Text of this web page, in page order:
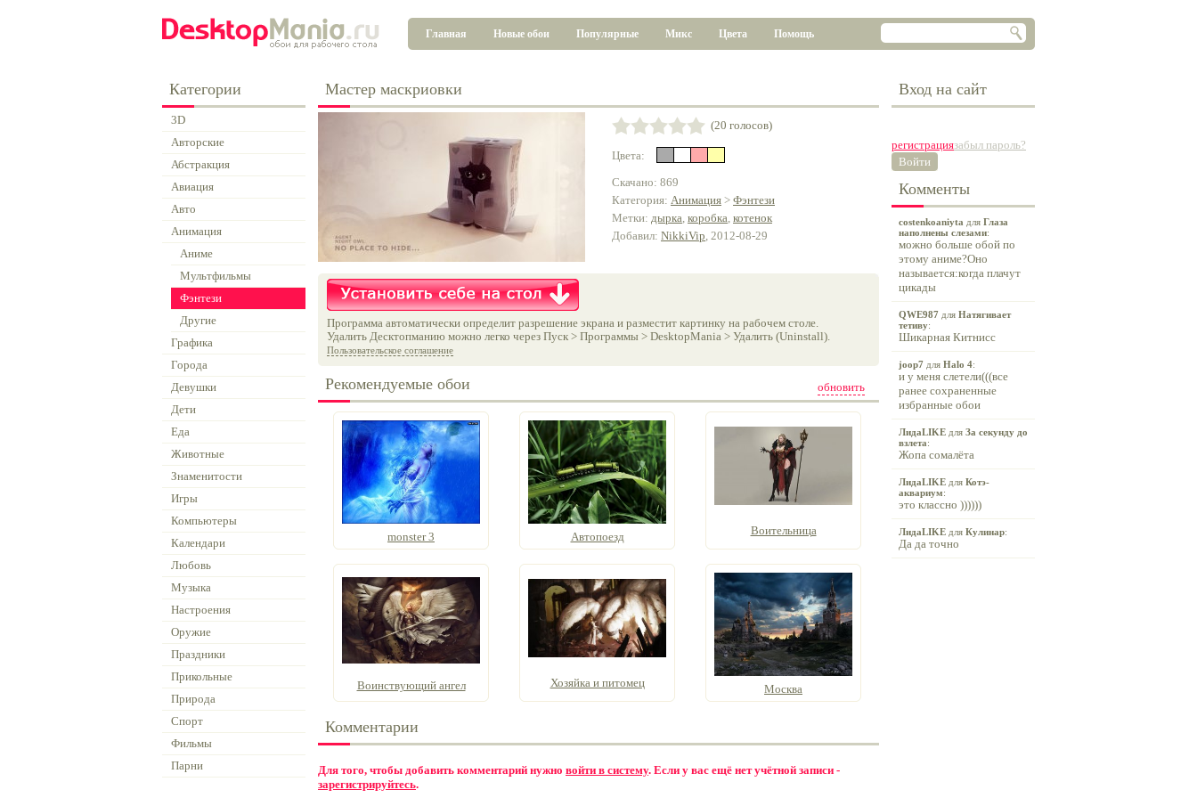
Главная Новые обои Популярные Микс Цвета Помощь
Категории
3D
Авторские
Абстракция
Авиация
Авто
Анимация
Аниме
Мультфильмы
Фэнтези
Другие
Графика
Города
Девушки
Дети
Еда
Животные
Знаменитости
Игры
Компьютеры
Календари
Любовь
Музыка
Настроения
Оружие
Праздники
Прикольные
Природа
Спорт
Фильмы
Парни
Мастер маскриовки
(20 голосов)
Цвета:
Скачано: 869
Категория: Анимация > Фэнтези
Метки: дырка, коробка, котенок
Добавил: NikkiVip, 2012-08-29
Программа автоматически определит разрешение экрана и разместит картинку на рабочем столе.
Удалить Десктопманию можно легко через Пуск > Программы > DesktopMania > Удалить (Uninstall).
Пользовательское соглашение
обновить
Рекомендуемые обои
monster 3 Автопоезд Воительница
Воинствующий ангел Хозяйка и питомец Москва
Комментарии
Для того, чтобы добавить комментарий нужно войти в систему. Если у вас ещё нет учётной записи -
зарегистрируйтесь.
Вход на сайт
регистрациязабыл пароль?
Войти
Комменты
costenkoaniyta для Глаза
наполнены слезами:
можно больше обой по
этому аниме?Оно
называется:когда плачут
цикады
QWE987 для Натягивает
тетиву:
Шикарная Китнисс
joop7 для Halo 4:
и у меня слетели(((все
ранее сохраненные
избранные обои
ЛидаLIKE для За секунду до
взлета:
Жопа сомалёта
ЛидаLIKE для Котэ-
аквариум:
это классно ))))))
ЛидаLIKE для Кулинар:
Да да точно